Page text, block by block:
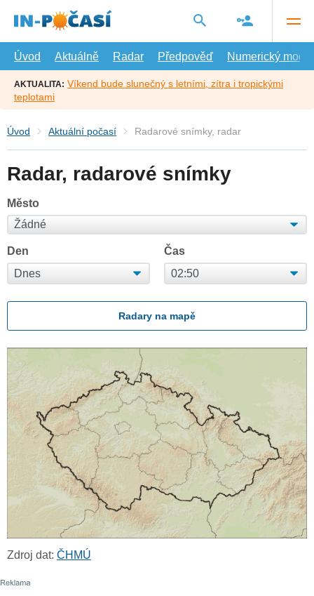
hlavní
Úvod
Aktuálně Radar Předpověď Numerický model
AKTUALITA: Víkend bude slunečný s letními, zítra i tropickými
teplotami
Úvod Aktuální počasí Radarové snímky, radar
Radar, radarové snímky
Město
Den Čas
Radary na mapě
Zdroj dat: ČHMÚ